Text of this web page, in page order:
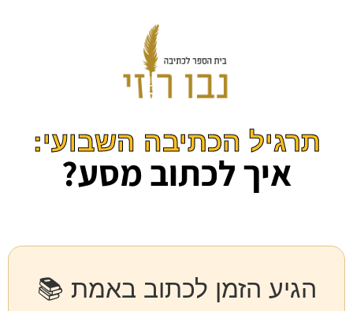
תרגיל הכתיבה השבועי:
איך לכתוב מסע?
הגיע הזמן לכתוב באמת 📚